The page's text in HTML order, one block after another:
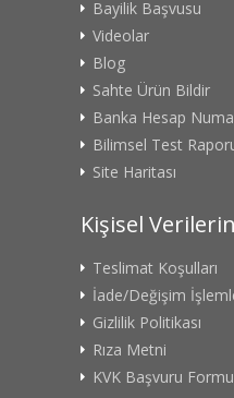
Bayilik Başvusu
Videolar
Blog
Sahte Ürün Bildir
Banka Hesap
Bilimsel Test
Site Haritası
Kişisel
Teslimat Koşulları
İade/Değişim
Gizlilik Politikası
Rıza Metni
KVK Başvuru Formu